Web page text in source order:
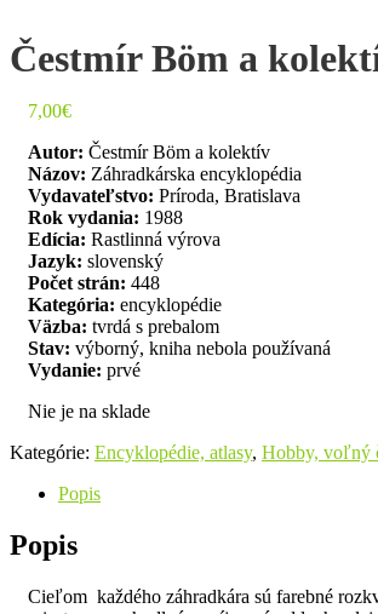
Čestmír Böm a
7,00€
Autor: Čestmír Böm a kolektív
Názov: Záhradkárska encyklopédia
Vydavateľstvo: Príroda, Bratislava
Rok vydania: 1988
Edícia: Rastlinná výrova
Jazyk: slovenský
Počet strán: 448
Kategória: encyklopédie
Väzba: tvrdá s prebalom
Stav: výborný, kniha nebola používaná
Vydanie: prvé
Nie je na sklade
Kategórie: Encyklopédie, atlasy, Hobby, voľný
Popis
Popis
Cieľom každého záhradkára sú farebné